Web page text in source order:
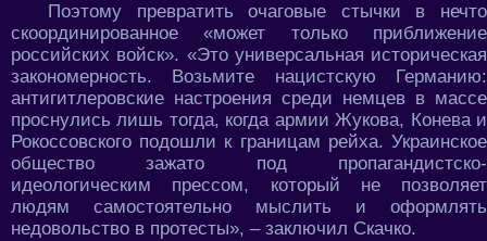
Поэтому превратить очаговые стычки в нечто
скоординированное «может только приближение
российских войск». «Это универсальная историческая
закономерность. Возьмите нацистскую Германию:
антигитлеровские настроения среди немцев в массе
проснулись лишь тогда, когда армии Жукова, Конева и
Рокоссовского подошли к границам рейха. Украинское
общество зажато под пропагандистско-
идеологическим прессом, который не позволяет
людям самостоятельно мыслить и оформлять
недовольство в протесты», – заключил Скачко.